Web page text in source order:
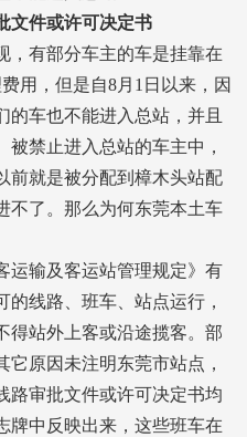
文件或许可决定书
有部分车主的车是挂靠在
用，但是自8月1日以来，因
的车也不能进入总站，并且
禁止进入总站的车主中，
前就是被分配到樟木头站配
不了。那么为何东莞本土车
输及客运站管理规定》有
线路、班车、站点运行，
得站外上客或沿途揽客。部
原因未注明东莞市站点，
路审批文件或许可决定书均
牌中反映出来，这些班车在